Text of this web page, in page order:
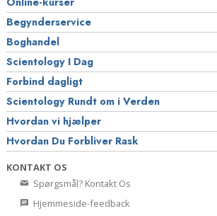
Begynderservice
Boghandel
Scientology I Dag
Forbind dagligt
Scientology Rundt om i Verden
Hvordan vi hjælper
Hvordan Du Forbliver Rask
KONTAKT OS
Spørgsmål? Kontakt Os
Hjemmeside-feedback